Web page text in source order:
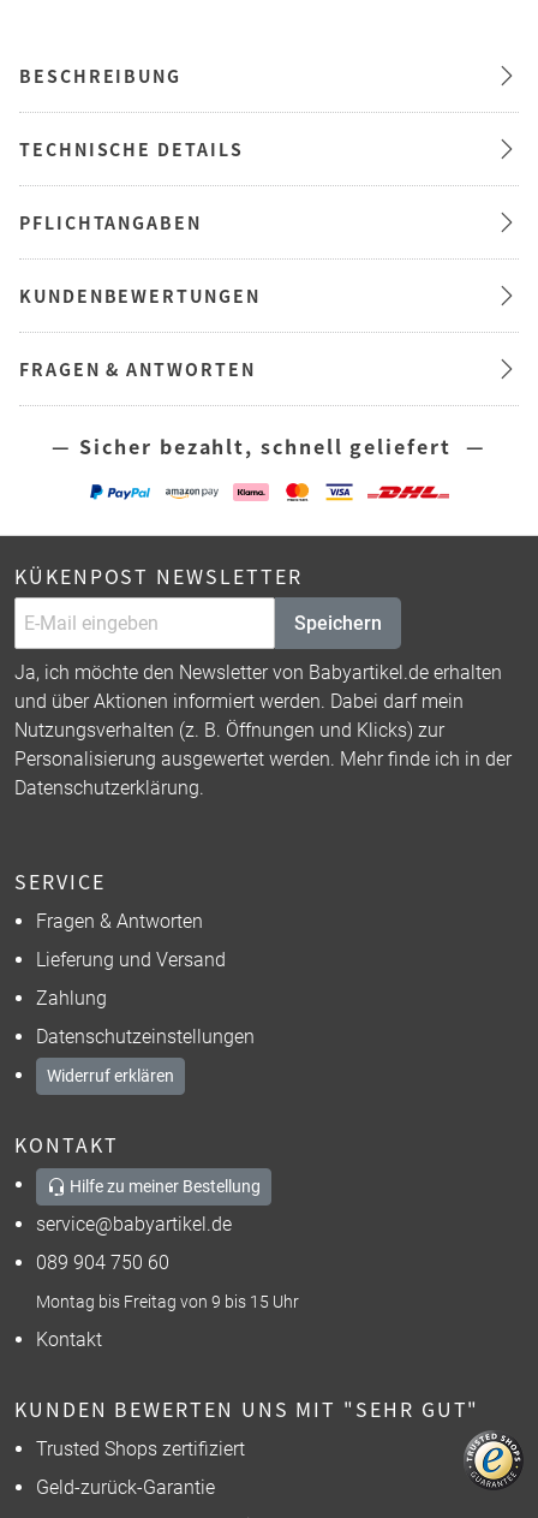
BESCHREIBUNG
TECHNISCHE DETAILS
PFLICHTANGABEN
KUNDENBEWERTUNGEN
FRAGEN & ANTWORTEN
— Sicher bezahlt, schnell geliefert —
KÜKENPOST NEWSLETTER
Speichern
Ja, ich möchte den Newsletter von Babyartikel.de erhalten
und über Aktionen informiert werden. Dabei darf mein
Nutzungsverhalten (z. B. Öffnungen und Klicks) zur
Personalisierung ausgewertet werden. Mehr finde ich in der
Datenschutzerklärung.
SERVICE
Fragen & Antworten
Lieferung und Versand
Zahlung
Datenschutzeinstellungen
Widerruf erklären
KONTAKT
Hilfe zu meiner Bestellung
service@babyartikel.de
089 904 750 60
Montag bis Freitag von 9 bis 15 Uhr
Kontakt
KUNDEN BEWERTEN UNS MIT "SEHR GUT"
Trusted Shops zertifiziert
Geld-zurück-Garantie